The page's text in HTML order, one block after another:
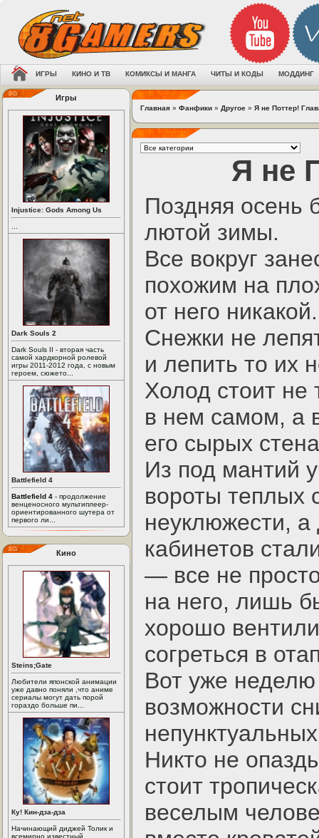
ИГРЫ КИНО И ТВ КОМИКСЫ И МАНГА ЧИТЫ И КОДЫ МОДДИНГ
Игры
Injustice: Gods Among Us
Dark Souls 2
Dark Souls II - вторая часть
самой хардкорной ролевой
игры 2011-2012 года, с новым
героем, сюжето...
Battlefield 4
Battlefield 4 - продолжение
венценосного мультиплеер-
ориентированного шутера от
первого ли...
Кино
Steins;Gate
Любители японской анимации
уже давно поняли ,что аниме
сериалы могут дать порой
гораздо больше пи...
Ку! Кин-дза-дза
Начинающий диджей Толик и
всемирно известный
Главная » Фанфики » Другое » Я не Поттер!
Я не
Поздняя осень
лютой зимы.
Все вокруг
похожим на
от него никакой.
Снежки не
и лепить то их
Холод стоит не
в нем самом, а
его сырых
Из под мантий
вороты теплых
неуклюжести, а
кабинетов
— все не
на него, лишь
хорошо
согреться в
Вот уже
возможности
Никто не
стоит
веселым